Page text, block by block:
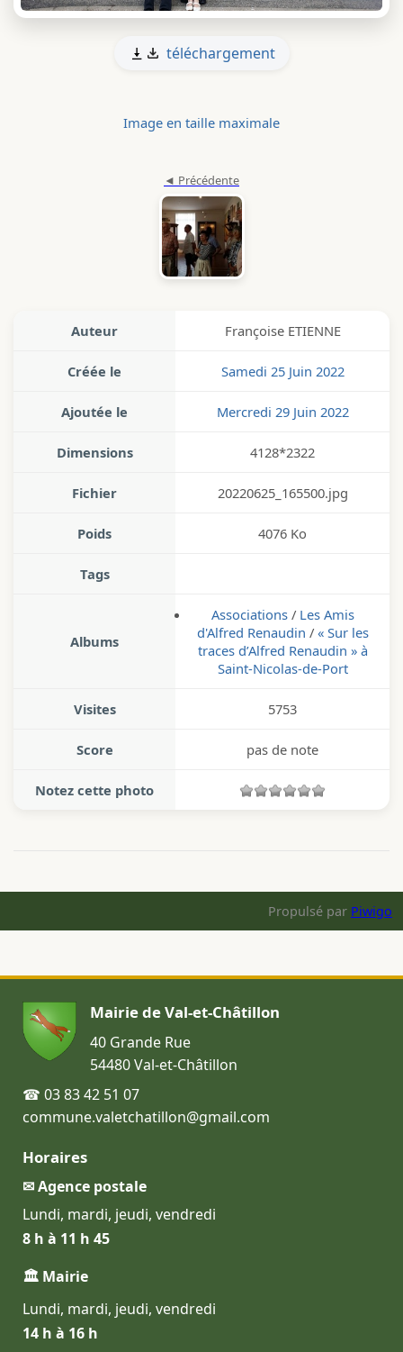
téléchargement
Image en taille maximale
Auteur Françoise ETIENNE
Créée le Samedi 25 Juin 2022
Ajoutée le Mercredi 29 Juin 2022
Dimensions 4128*2322
Fichier 20220625_165500.jpg
Poids 4076 Ko
Tags
Albums
Associations/ Les Amis
d'Alfred Renaudin / « Sur les
traces d’Alfred Renaudin » à
Saint-Nicolas-de-Port
Visites 5753
Score pas de note
Notez cette photo
Propulsé par Piwigo
Mairie de Val-et-Châtillon
40 Grande Rue
54480 Val-et-Châtillon
☎ 03 83 42 51 07
commune.valetchatillon@gmail.com
Horaires
✉ Agence postale
Lundi, mardi, jeudi, vendredi
8 h à 11 h 45
🏛 Mairie
Lundi, mardi, jeudi, vendredi
14 h à 16 h